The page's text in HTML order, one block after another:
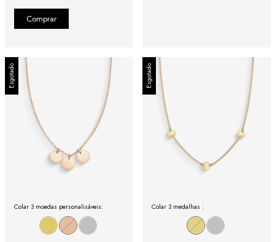
Esgotado
Colar 3 moedas personalisáveis:
Esgotado
Colar 3 medalhas :